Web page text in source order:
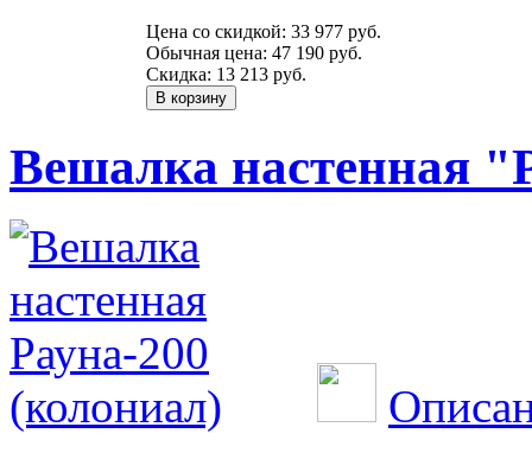
Цена со скидкой: 33 977 руб.
Обычная цена: 47 190 руб.
Скидка: 13 213 руб.
Вешалка настенная